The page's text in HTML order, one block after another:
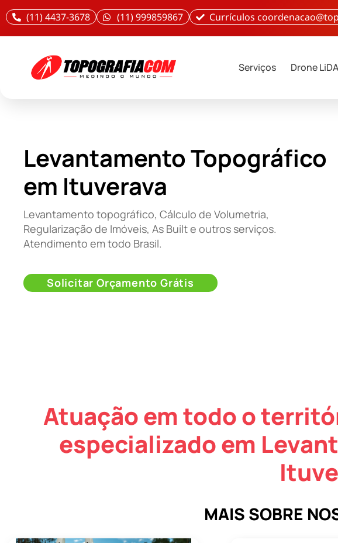
(11) 4437-3678 (11) 999859867 Currículos
Serviços Drone
Levantamento Topográfico
em Ituverava
Levantamento topográfico, Cálculo de Volumetria,
Regularização de Imóveis, As Built e outros serviços.
Atendimento em todo Brasil.
Solicitar Orçamento Grátis
Atuação em todo o
especializado em
MAIS SOBRE